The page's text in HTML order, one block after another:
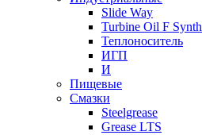
Slide Way
Turbine Oil F Synth
Теплоноситель
ИГП
И
Пищевые
Смазки
Steelgrease
Grease LTS